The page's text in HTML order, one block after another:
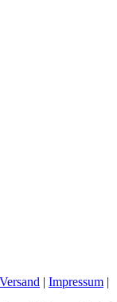
Versand | Impressum |